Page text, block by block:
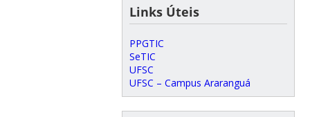
Links Úteis
PPGTIC
SeTIC
UFSC
UFSC – Campus Araranguá